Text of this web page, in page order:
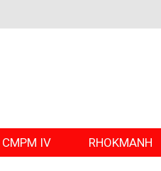
CMPM IV RHOKMANH